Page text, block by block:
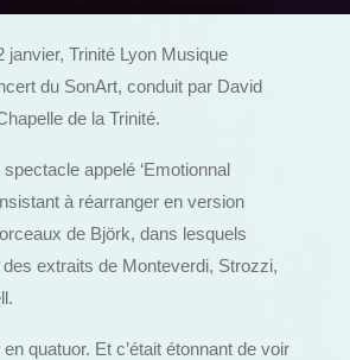
janvier, Trinité Lyon Musique
du SonArt, conduit par David
de la Trinité.
spectacle appelé ‘Emotionnal
à réarranger en version
de Björk, dans lesquels
des extraits de Monteverdi, Strozzi,
en quatuor. Et c’était étonnant de voir